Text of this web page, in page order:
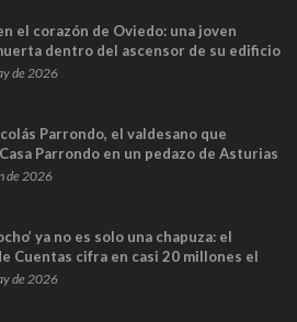
el corazón de Oviedo: una joven
dentro del ascensor de su edificio
captan sus últimos minutos
de 2026
Parrondo, el valdesano que
Parrondo en un pedazo de Asturias
de 2026
ya no es solo una chapuza: el
Cuentas cifra en casi 20 millones el
de los trenes que no cabían por los
de 2026